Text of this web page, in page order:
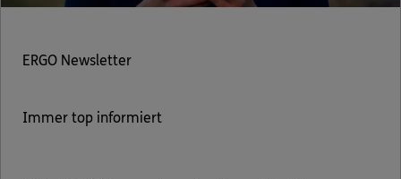
ERGO Newsletter
Immer top informiert